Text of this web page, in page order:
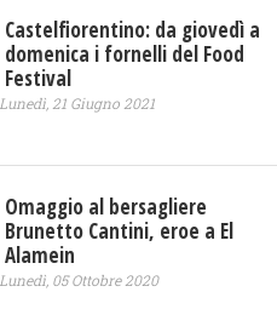
Castelfiorentino: da giovedì a
domenica i fornelli del Food
Festival
Lunedì, 21 Giugno 2021
Omaggio al bersagliere
Brunetto Cantini, eroe a El
Alamein
Lunedì, 05 Ottobre 2020